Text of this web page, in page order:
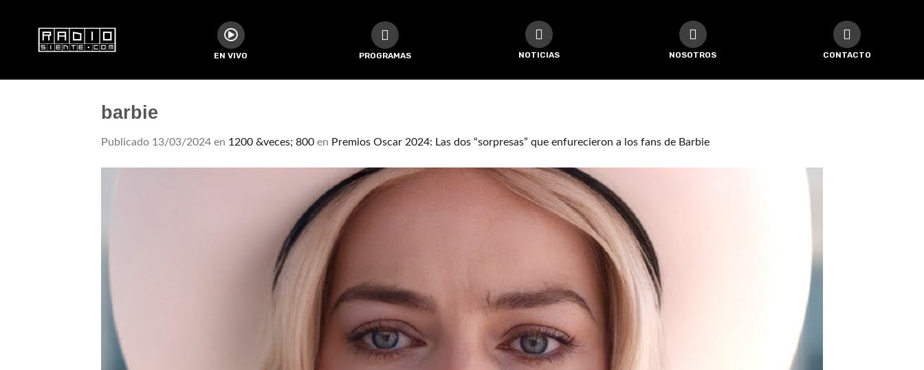
EN VIVO PROGRAMAS NOTICIAS NOSOTROS CONTACTO
barbie
Publicado 13/03/2024 en 1200 &veces; 800 en Premios Oscar 2024: Las dos “sorpresas” que enfurecieron a los fans de Barbie